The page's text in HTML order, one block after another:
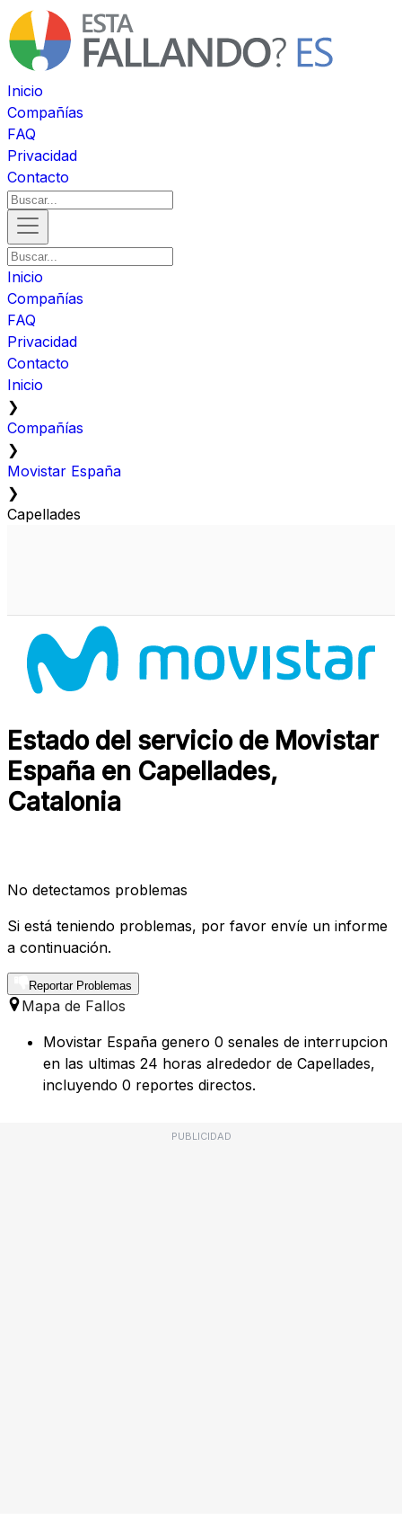
Inicio
Compañías
FAQ
Privacidad
Contacto
Inicio
Compañías
FAQ
Privacidad
Contacto
Inicio
❯
Compañías
❯
Movistar España
❯
Capellades
Estado del servicio de Movistar
España en Capellades,
Catalonia
No detectamos problemas
Si está teniendo problemas, por favor envíe un informe
a continuación.
Reportar Problemas
Mapa de Fallos
Movistar España genero 0 senales de interrupcion
en las ultimas 24 horas alrededor de Capellades,
incluyendo 0 reportes directos.
PUBLICIDAD